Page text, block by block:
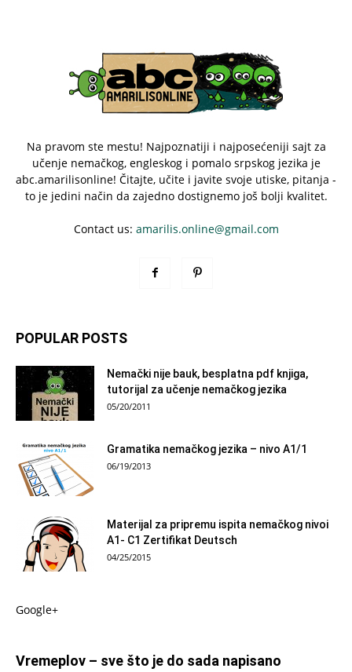
Na pravom ste mestu! Najpoznatiji i najposećeniji sajt za
učenje nemačkog, engleskog i pomalo srpskog jezika je
abc.amarilisonline! Čitajte, učite i javite svoje utiske, pitanja -
to je jedini način da zajedno dostignemo još bolji kvalitet.
Contact us: amarilis.online@gmail.com
POPULAR POSTS
Nemački nije bauk, besplatna pdf knjiga,
tutorijal za učenje nemačkog jezika
05/20/2011
Gramatika nemačkog jezika – nivo A1/1
06/19/2013
Materijal za pripremu ispita nemačkog nivoi
A1- C1 Zertifikat Deutsch
04/25/2015
Google+
Vremeplov – sve što je do sada napisano